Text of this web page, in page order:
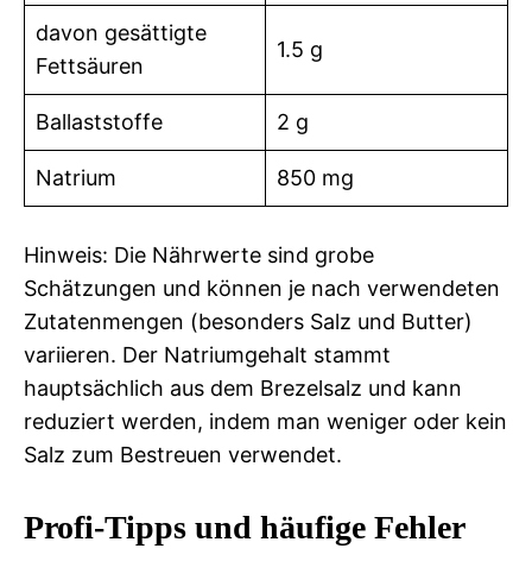
davon gesättigte
Fettsäuren
1.5 g
Ballaststoffe 2 g
Natrium 850 mg
Hinweis: Die Nährwerte sind grobe
Schätzungen und können je nach verwendeten
Zutatenmengen (besonders Salz und Butter)
variieren. Der Natriumgehalt stammt
hauptsächlich aus dem Brezelsalz und kann
reduziert werden, indem man weniger oder kein
Salz zum Bestreuen verwendet.
Profi-Tipps und häufige Fehler